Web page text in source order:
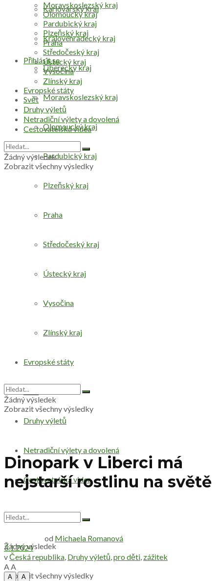
Přihlásit se
Karlovarský kraj
Královéhradecký kraj
Liberecký kraj
Moravskoslezský kraj
Olomoucký kraj
Pardubický kraj
Plzeňský kraj
Praha
Středočeský kraj
Ústecký kraj
Vysočina
Zlínský kraj
Evropské státy
Svět
Druhy výletů
Netradiční výlety a dovolená
Cestovatelská videa
Žádný výsledek
Zobrazit všechny výsledky
Moravskoslezský kraj
Olomoucký kraj
Pardubický kraj
Plzeňský kraj
Praha
Středočeský kraj
Ústecký kraj
Vysočina
Zlínský kraj
Evropské státy
Svět
Druhy výletů
Netradiční výlety a dovolená
Cestovatelská videa
Žádný výsledek
Zobrazit všechny výsledky
Žádný výsledek
Zobrazit všechny výsledky
Dinopark v Liberci má
nejstarší rostlinu na světě
od Michaela Romanová
3.1.2024
vČeská republika, Druhy výletů,pro děti, zážitek
AA
A
A